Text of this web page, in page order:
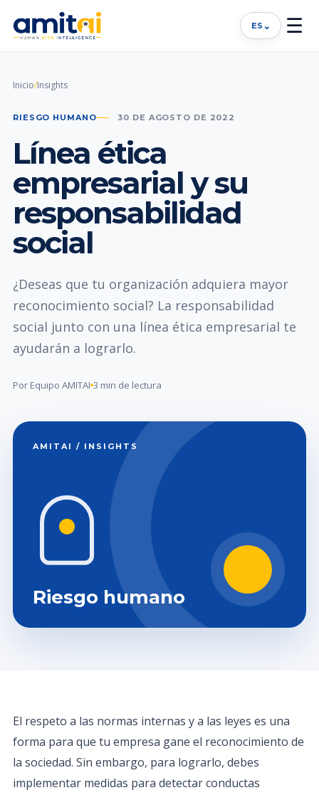
ES ⌄ ☰
Inicio/Insights
RIESGO HUMANO 30 DE AGOSTO DE 2022
Línea ética
empresarial y su
responsabilidad
social
¿Deseas que tu organización adquiera mayor
reconocimiento social? La responsabilidad
social junto con una línea ética empresarial te
ayudarán a lograrlo.
Por Equipo AMITAI 3 min de lectura
AMITAI / INSIGHTS
Riesgo humano
El respeto a las normas internas y a las leyes es una
forma para que tu empresa gane el reconocimiento de
la sociedad. Sin embargo, para lograrlo, debes
implementar medidas para detectar conductas